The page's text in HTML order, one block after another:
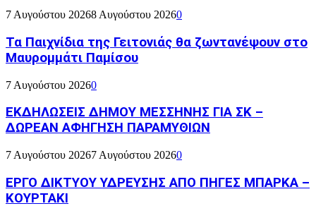
7 Αυγούστου 20268 Αυγούστου 20260
Τα Παιχνίδια της Γειτονιάς θα ζωντανέψουν στο
Μαυρομμάτι Παμίσου
7 Αυγούστου 20260
ΕΚΔΗΛΩΣΕΙΣ ΔΗΜΟΥ ΜΕΣΣΗΝΗΣ ΓΙΑ ΣΚ –
ΔΩΡΕΑΝ ΑΦΗΓΗΣΗ ΠΑΡΑΜΥΘΙΩΝ
7 Αυγούστου 20267 Αυγούστου 20260
ΕΡΓΟ ΔΙΚΤΥΟΥ ΥΔΡΕΥΣΗΣ ΑΠΟ ΠΗΓΕΣ ΜΠΑΡΚΑ –
ΚΟΥΡΤΑΚΙ